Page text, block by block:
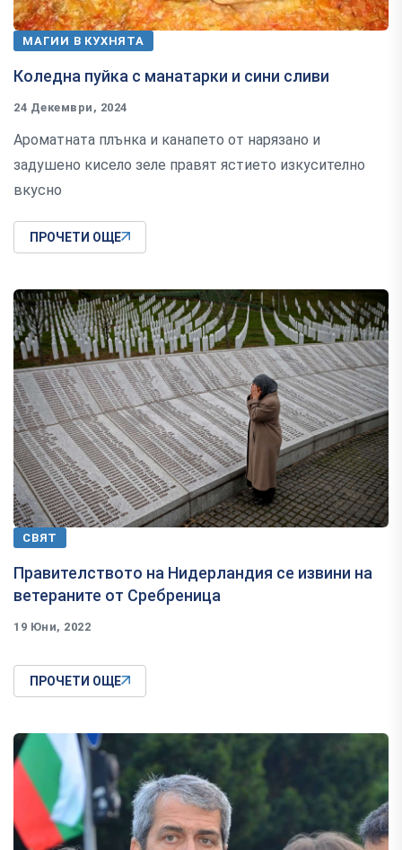
МАГИИ В КУХНЯТА
Коледна пуйка с манатарки и сини сливи
24 Декември, 2024
Ароматната плънка и канапето от нарязано и
задушено кисело зеле правят ястието изкусително
вкусно
ПРОЧЕТИ ОЩЕ
СВЯТ
Правителството на Нидерландия се извини на
ветераните от Сребреница
19 Юни, 2022
ПРОЧЕТИ ОЩЕ